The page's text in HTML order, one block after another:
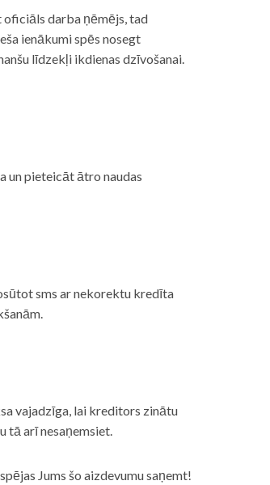
oficiāls darba ņēmējs, tad
ienākumi spēs nosegt
līdzekļi ikdienas dzīvošanai.
un pieteicāt ātro naudas
sms ar nekorektu kredīta
vajadzīga, lai kreditors zinātu
tā arī nesaņemsiet.
Jums šo aizdevumu saņemt!